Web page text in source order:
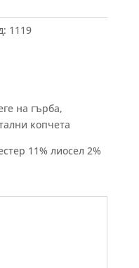
1119
на гърба,
копчета
11% лиосел 2%